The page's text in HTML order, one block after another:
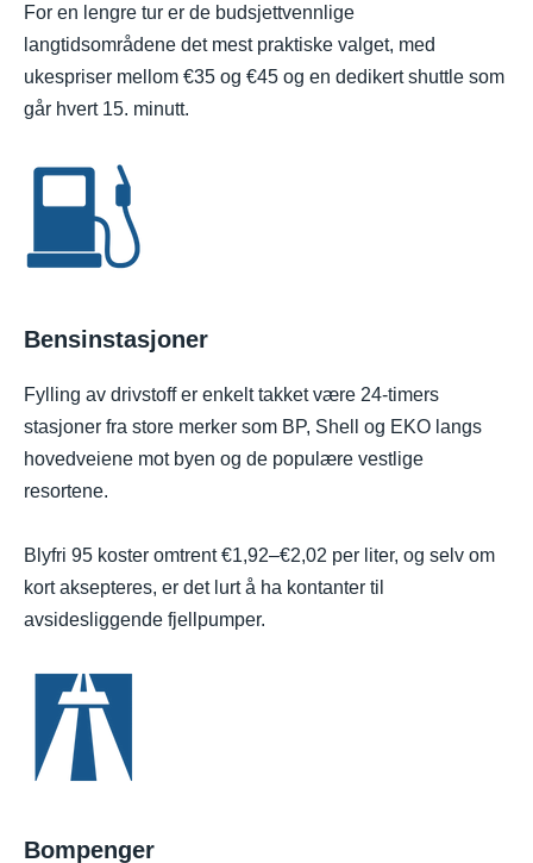
For en lengre tur er de budsjettvennlige
langtidsområdene det mest praktiske valget, med
ukespriser mellom €35 og €45 og en dedikert shuttle som
går hvert 15. minutt.
Bensinstasjoner
Fylling av drivstoff er enkelt takket være 24-timers
stasjoner fra store merker som BP, Shell og EKO langs
hovedveiene mot byen og de populære vestlige
resortene.
Blyfri 95 koster omtrent €1,92–€2,02 per liter, og selv om
kort aksepteres, er det lurt å ha kontanter til
avsidesliggende fjellpumper.
Bompenger